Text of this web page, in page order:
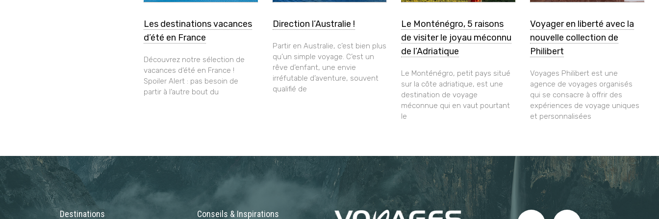
Les destinations vacances
d’été en France
Découvrez notre sélection de
vacances d’été en France !
Spoiler Alert : pas besoin de
partir à l’autre bout du
Direction l’Australie !
Partir en Australie, c’est bien plus
qu’un simple voyage. C’est un
rêve d’enfant, une envie
irréfutable d’aventure, souvent
qualifié de
Le Monténégro, 5 raisons
de visiter le joyau méconnu
de l’Adriatique
Le Monténégro, petit pays situé
sur la côte adriatique, est une
destination de voyage
méconnue qui en vaut pourtant
le
Voyager en liberté avec la
nouvelle collection de
Philibert
Voyages Philibert est une
agence de voyages organisés
qui se consacre à offrir des
expériences de voyage uniques
et personnalisées
Destinations Conseils & Inspirations